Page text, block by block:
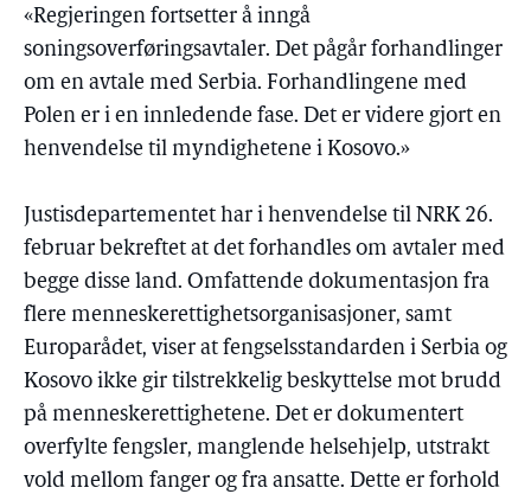
«Regjeringen fortsetter å inngå
soningsoverføringsavtaler. Det pågår forhandlinger
om en avtale med Serbia. Forhandlingene med
Polen er i en innledende fase. Det er videre gjort en
henvendelse til myndighetene i Kosovo.»
Justisdepartementet har i henvendelse til NRK 26.
februar bekreftet at det forhandles om avtaler med
begge disse land. Omfattende dokumentasjon fra
flere menneskerettighetsorganisasjoner, samt
Europarådet, viser at fengselsstandarden i Serbia og
Kosovo ikke gir tilstrekkelig beskyttelse mot brudd
på menneskerettighetene. Det er dokumentert
overfylte fengsler, manglende helsehjelp, utstrakt
vold mellom fanger og fra ansatte. Dette er forhold